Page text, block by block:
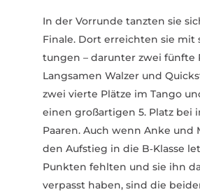
In der Vorrunde tanzten sie
Finale. Dort erreichten sie mit
tungen – darunter zwei fünfte
Lang­samen Walzer und
zwei vierte Plätze im Tango
einen groß­ar­tigen 5. Platz bei
Paaren. Auch wenn Anke und
den Aufstieg in die B‑Klasse
Punkten fehlten und sie ihn
verpasst haben, sind die